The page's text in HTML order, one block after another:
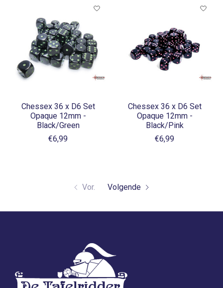
Chessex 36 x D6 Set
Opaque 12mm -
Black/Green
€6,99
Chessex 36 x D6 Set
Opaque 12mm -
Black/Pink
€6,99
Vor. Volgende